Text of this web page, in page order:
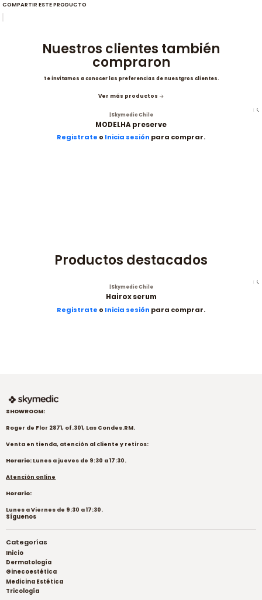
COMPARTIR ESTE PRODUCTO
Nuestros clientes también
compraron
Te invitamos a conocer las preferencias de nuestgros clientes.
Ver más productos
|Skymedic Chile
MODELHA preserve
Registrate o Inicia sesión para comprar.
Productos destacados
Skymedic Chile
Hairox serum
Registrate o Inicia sesión para comprar.
SHOWROOM:
Roger de Flor 2871, of.301, Las Condes.RM.
Venta en tienda, atención al cliente y retiros:
Horario: Lunes a jueves de 9:30 a 17:30.
Atención online
Horario:
Lunes a Viernes de 9:30 a 17:30.
Síguenos
Categorías
Inicio
Dermatología
Ginecoestética
Medicina Estética
Tricología